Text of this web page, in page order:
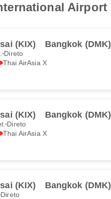
Airport
(KIX) Bangkok (DMK)
Direto
Thai AirAsia X
(KIX) Bangkok (DMK)
Direto
Thai AirAsia X
(KIX) Bangkok (DMK)
Direto